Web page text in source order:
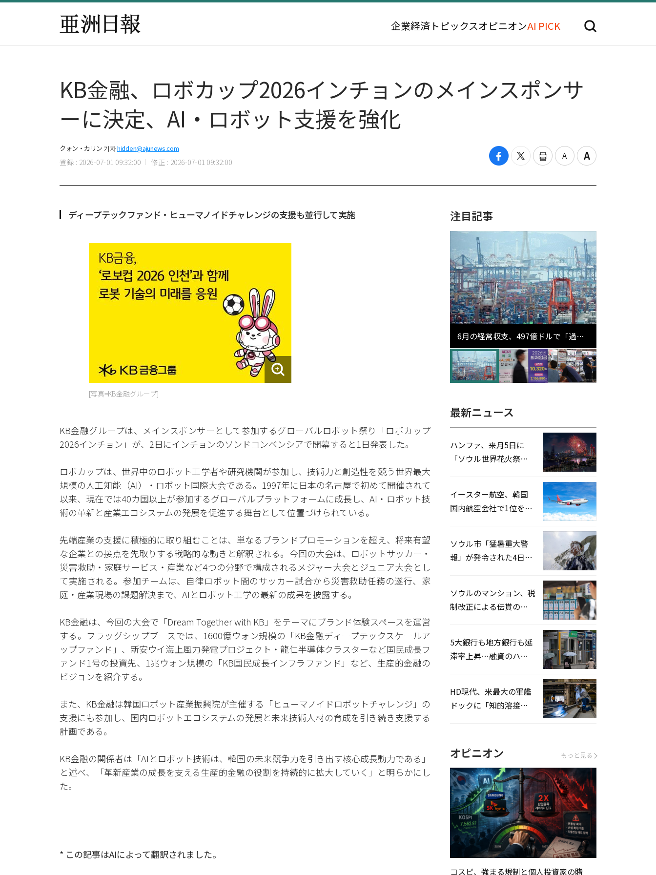
企業経済 トピックスオピニオンAI PICK
KB金融、ロボカップ2026インチョンのメインスポンサ
ーに決定、AI・ロボット支援を強化
クォン・カリン 기자hidden@ajunews.com
登録 : 2026-07-01 09:32:00 修正 : 2026-07-01 09:32:00
ディープテックファンド・ヒューマノイドチャレンジの支援も並行して実施
[写真=KB金融グループ]
KB金融グループは、メインスポンサーとして参加するグローバルロボット祭り「ロボカップ
2026インチョン」が、2日にインチョンのソンドコンベンシアで開幕すると1日発表した。
ロボカップは、世界中のロボット工学者や研究機関が参加し、技術力と創造性を競う世界最大
規模の人工知能（AI）・ロボット国際大会である。1997年に日本の名古屋で初めて開催されて
以来、現在では40カ国以上が参加するグローバルプラットフォームに成長し、AI・ロボット技
術の革新と産業エコシステムの発展を促進する舞台として位置づけられている。
先端産業の支援に積極的に取り組むことは、単なるブランドプロモーションを超え、将来有望
な企業との接点を先取りする戦略的な動きと解釈される。今回の大会は、ロボットサッカー・
災害救助・家庭サービス・産業など4つの分野で構成されるメジャー大会とジュニア大会とし
て実施される。参加チームは、自律ロボット間のサッカー試合から災害救助任務の遂行、家
庭・産業現場の課題解決まで、AIとロボット工学の最新の成果を披露する。
KB金融は、今回の大会で「Dream Together with KB」をテーマにブランド体験スペースを運営
する。フラッグシップブースでは、1600億ウォン規模の「KB金融ディープテックスケールア
ップファンド」、新安ウイ海上風力発電プロジェクト・龍仁半導体クラスターなど国民成長フ
ァンド1号の投資先、1兆ウォン規模の「KB国民成長インフラファンド」など、生産的金融の
ビジョンを紹介する。
また、KB金融は韓国ロボット産業振興院が主催する「ヒューマノイドロボットチャレンジ」の
支援にも参加し、国内ロボットエコシステムの発展と未来技術人材の育成を引き続き支援する
計画である。
KB金融の関係者は「AIとロボット技術は、韓国の未来競争力を引き出す核心成長動力である」
と述べ、「革新産業の成長を支える生産的金融の役割を持続的に拡大していく」と明らかにし
た。
* この記事はAIによって翻訳されました。
注目記事
6月の経常収支、497億ドルで「過去
最大」…輸出が初の1000億ドル突破
最新ニュース
ハンファ、来月5日に
「ソウル世界花火祭り
イースター航空、韓国
国内航空会社で1位を記
ソウル市「猛暑重大警
報」が発令された4日、
ソウルのマンション、税
制改正による伝貰の月
5大銀行も地方銀行も延
滞率上昇…融資のハー
HD現代、米最大の軍艦
ドックに「知的溶接」
オピニオン もっと見る
コスピ、強まる規制と個人投資家の賭